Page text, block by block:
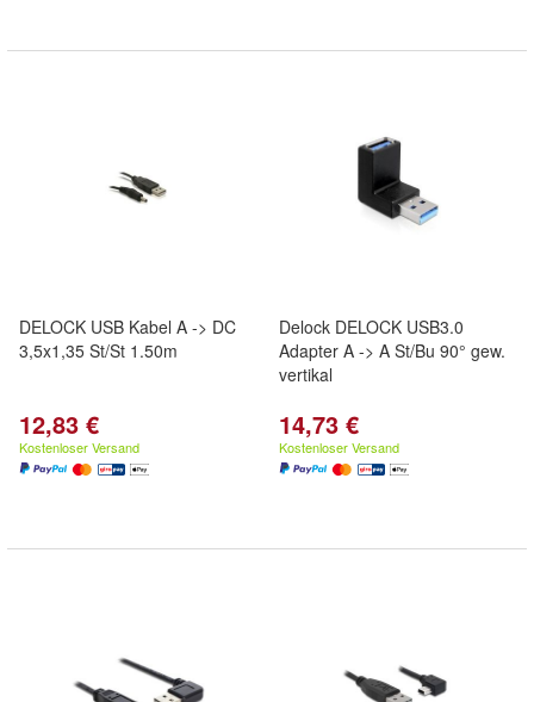
DELOCK USB Kabel A -> DC
3,5x1,35 St/St 1.50m
12,83 €
Kostenloser Versand
Delock DELOCK USB3.0
Adapter A -> A St/Bu 90° gew.
vertikal
14,73 €
Kostenloser Versand